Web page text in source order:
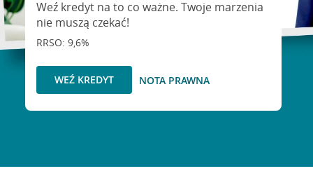
Weź kredyt na to co ważne. Twoje marzenia
nie muszą czekać!
RRSO: 9,6%
WEŹ KREDYT NOTA PRAWNA